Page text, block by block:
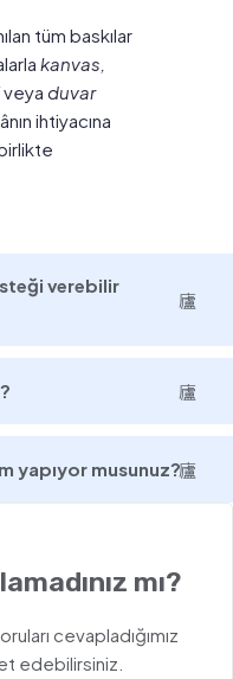
tüm baskılar
kanvas,
veya duvar
ihtiyacına
verebilir
yapıyor musunuz?
mı?
cevapladığımız
edebilirsiniz.